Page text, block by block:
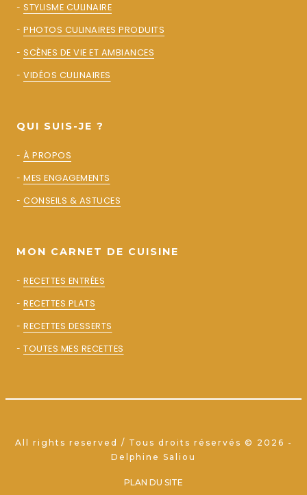
- STYLISME CULINAIRE
- PHOTOS CULINAIRES PRODUITS
- SCÈNES DE VIE ET AMBIANCES
- VIDÉOS CULINAIRES
QUI SUIS-JE ?
- À PROPOS
- MES ENGAGEMENTS
- CONSEILS & ASTUCES
MON CARNET DE CUISINE
- RECETTES ENTRÉES
- RECETTES PLATS
- RECETTES DESSERTS
- TOUTES MES RECETTES
All rights reserved / Tous droits réservés © 2026 -
Delphine Saliou
PLAN DU SITE